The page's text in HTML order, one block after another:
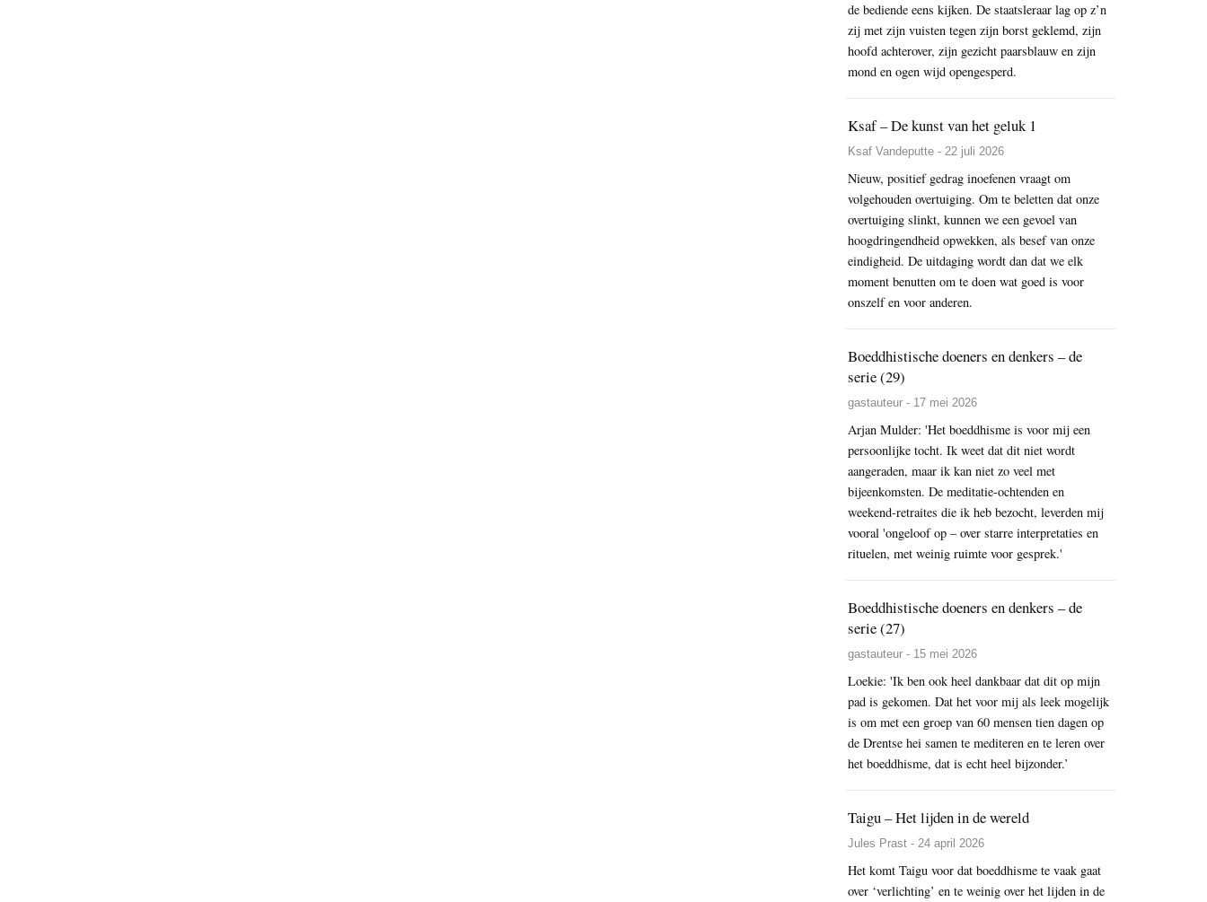
de bediende eens kijken. De staatsleraar lag op z’n
zij met zijn vuisten tegen zijn borst geklemd, zijn
hoofd achterover, zijn gezicht paarsblauw en zijn
mond en ogen wijd opengesperd.
Ksaf – De kunst van het geluk 1
Ksaf Vandeputte - 22 juli 2026
Nieuw, positief gedrag inoefenen vraagt om
volgehouden overtuiging. Om te beletten dat onze
overtuiging slinkt, kunnen we een gevoel van
hoogdringendheid opwekken, als besef van onze
eindigheid. De uitdaging wordt dan dat we elk
moment benutten om te doen wat goed is voor
onszelf en voor anderen.
Boeddhistische doeners en denkers – de
serie (29)
gastauteur - 17 mei 2026
Arjan Mulder: 'Het boeddhisme is voor mij een
persoonlijke tocht. Ik weet dat dit niet wordt
aangeraden, maar ik kan niet zo veel met
bijeenkomsten. De meditatie-ochtenden en
weekend-retraites die ik heb bezocht, leverden mij
vooral 'ongeloof op – over starre interpretaties en
rituelen, met weinig ruimte voor gesprek.'
Boeddhistische doeners en denkers – de
serie (27)
gastauteur - 15 mei 2026
Loekie: 'Ik ben ook heel dankbaar dat dit op mijn
pad is gekomen. Dat het voor mij als leek mogelijk
is om met een groep van 60 mensen tien dagen op
de Drentse hei samen te mediteren en te leren over
het boeddhisme, dat is echt heel bijzonder.’
Taigu – Het lijden in de wereld
Jules Prast - 24 april 2026
Het komt Taigu voor dat boeddhisme te vaak gaat
over ‘verlichting’ en te weinig over het lijden in de